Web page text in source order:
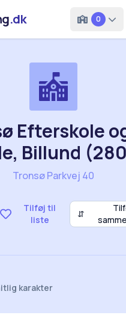
.dk 0
Tilføj til
liste
⇵
Efterskole
Billund
Tronsø Parkvej 40
karakter